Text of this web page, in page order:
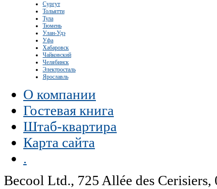
Сургут
Тольятти
Тула
Тюмень
Улан-Удэ
Уфа
Хабаровск
Чайковский
Челябинск
Электросталь
Ярославль
О компании
Гостевая книга
Штаб-квартира
Карта сайта
.
Becool Ltd., 725 Allée des